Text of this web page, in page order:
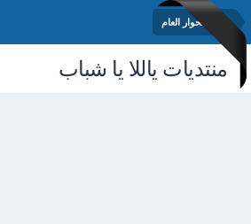
منتدى الحوار العام
منتديات ياللا يا شباب